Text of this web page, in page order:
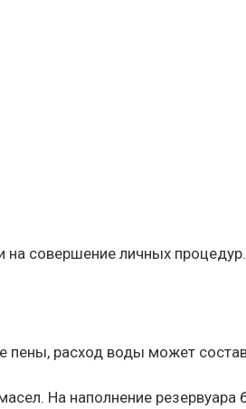
совершение личных
расход воды может
На наполнение